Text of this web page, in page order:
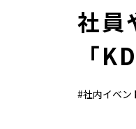
社員
「
#社内イベン